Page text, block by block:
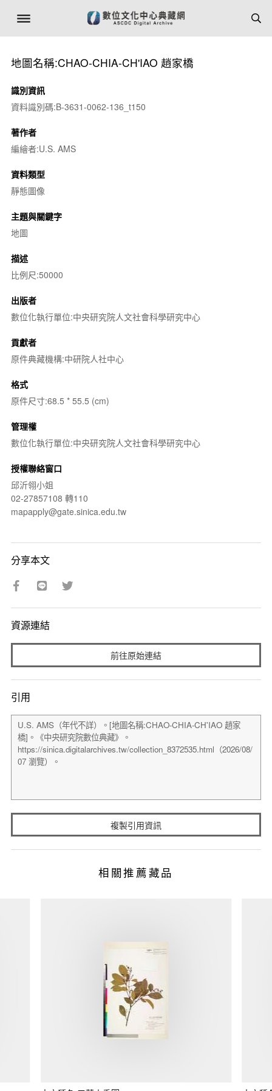
地圖名稱:CHAO-CHIA-CH'IAO 趙家橋
識別資訊
資料識別碼:B-3631-0062-136_t150
著作者
編繪者:U.S. AMS
資料類型
靜態圖像
主題與關鍵字
地圖
描述
比例尺:50000
出版者
數位化執行單位:中央研究院人文社會科學研究中心
貢獻者
原件典藏機構:中研院人社中心
格式
原件尺寸:68.5 * 55.5 (cm)
管理權
數位化執行單位:中央研究院人文社會科學研究中心
授權聯絡窗口
邱沂翎小姐
02-27857108 轉110
mapapply@gate.sinica.edu.tw
分享本文
資源連結
前往原始連結
引用
複製引用資訊
相關推薦藏品